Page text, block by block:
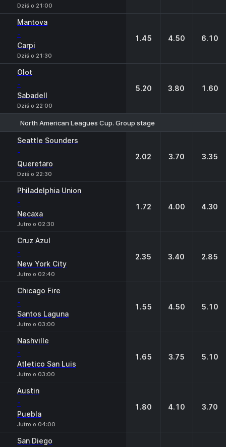
Dziś o 21:00
Mantova
-
Carpi
Dziś o 21:30
1.45 4.50 6.10
Olot
-
Sabadell
Dziś o 22:00
5.20 3.80 1.60
North American Leagues Cup. Group stage
Seattle Sounders
-
Queretaro
Dziś o 22:30
2.02 3.70 3.35
Philadelphia Union
-
Necaxa
Jutro o 02:30
1.72 4.00 4.30
Cruz Azul
-
New York City
Jutro o 02:40
2.35 3.40 2.85
Chicago Fire
-
Santos Laguna
Jutro o 03:00
1.55 4.50 5.10
Nashville
-
Atletico San Luis
Jutro o 03:00
1.65 3.75 5.10
Austin
-
Puebla
Jutro o 04:00
1.80 4.10 3.70
San Diego